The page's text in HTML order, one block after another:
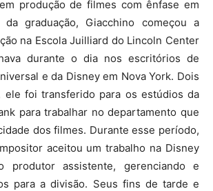
produção de filmes com ênfase em
da graduação, Giacchino começou a
na Escola Juilliard do Lincoln Center
durante o dia nos escritórios de
e da Disney em Nova York. Dois
ele foi transferido para os estúdios da
para trabalhar no departamento que
dos filmes. Durante esse período,
aceitou um trabalho na Disney
produtor assistente, gerenciando e
para a divisão. Seus fins de tarde e